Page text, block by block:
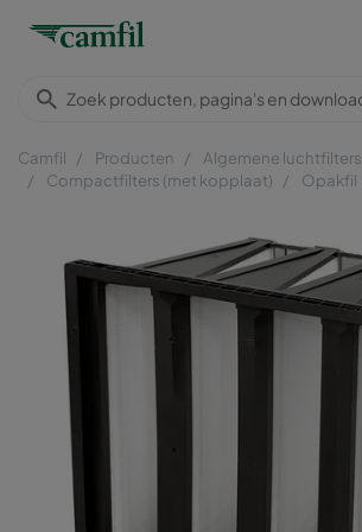
Camfil Producten
Algemene luchtfilters
Compactfilters (met kopplaat)
Opakfil